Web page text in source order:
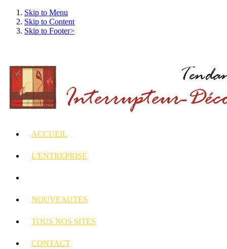
Skip to Menu
Skip to Content
Skip to Footer>
ACCUEIL
L'ENTREPRISE
NOUVEAUTES
TOUS NOS SITES
CONTACT